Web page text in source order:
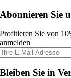
Abonnieren Sie
Profitieren Sie von
anmelden
Bleiben Sie in